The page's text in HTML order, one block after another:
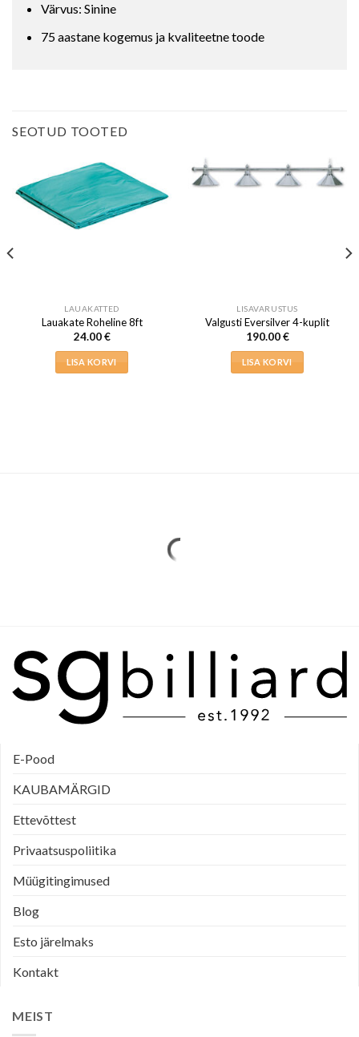
Värvus: Sinine
75 aastane kogemus ja kvaliteetne toode
SEOTUD TOOTED
LAUAKATTED
Lauakate Roheline 8ft
24.00€
LISA KORVI
LISAVARUSTUS
Valgusti Eversilver 4-kuplit
190.00€
LISA KORVI
E-Pood
KAUBAMÄRGID
Ettevõttest
Privaatsuspoliitika
Müügitingimused
Blog
Esto järelmaks
Kontakt
MEIST